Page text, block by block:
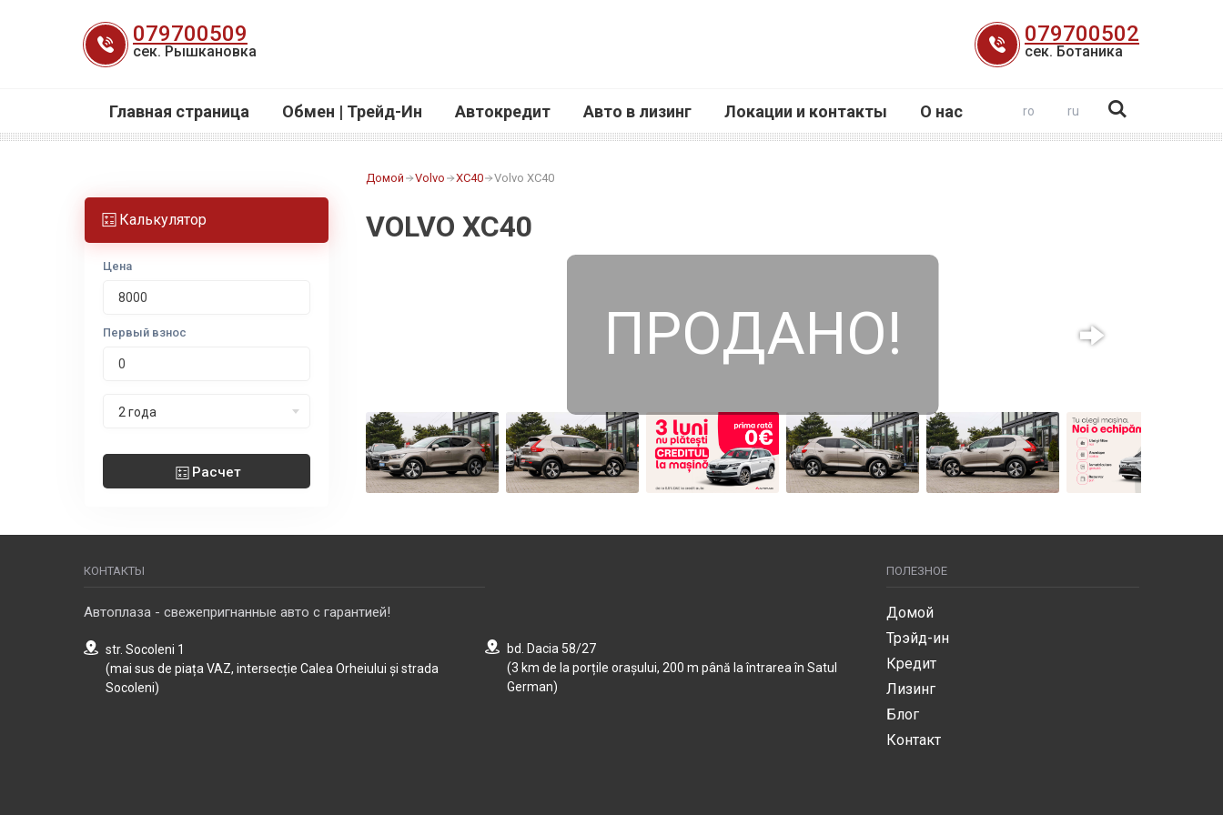
содержанию
079700509
сек. Рышкановка
079700502
сек. Ботаника
Главная страница Обмен | Трейд-Ин Автокредит Авто в лизинг Локации и контакты О нас ro ru
Калькулятор
Цена
Первый взнос
2 года
Расчет
Домой Volvo XC40 Volvo XC40
VOLVO XC40
ПРОДАНО!
КОНТАКТЫ
Автоплаза - свежепригнанные авто с гарантией!
str. Socoleni 1
(mai sus de piața VAZ, intersecție Calea Orheiului și strada
Socoleni)
bd. Dacia 58/27
(3 km de la porțile orașului, 200 m până la întrarea în Satul
German)
ПОЛЕЗНОЕ
Домой
Трэйд-ин
Кредит
Лизинг
Блог
Контакт